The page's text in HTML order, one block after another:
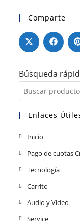
Comparte
Búsqueda
Enlaces
Inicio
Pago de cuotas
Tecnología
Carrito
Audio y Video
Service